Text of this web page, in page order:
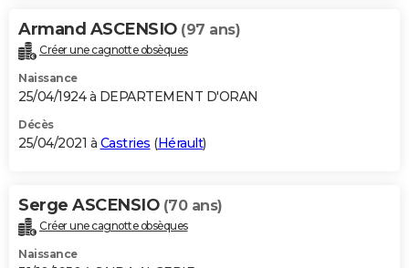
Armand ASCENSIO (97 ans)
Créer une cagnotte obsèques
Naissance
25/04/1924 à DEPARTEMENT D'ORAN
Décès
25/04/2021 à Castries (Hérault)
Serge ASCENSIO (70 ans)
Créer une cagnotte obsèques
Naissance